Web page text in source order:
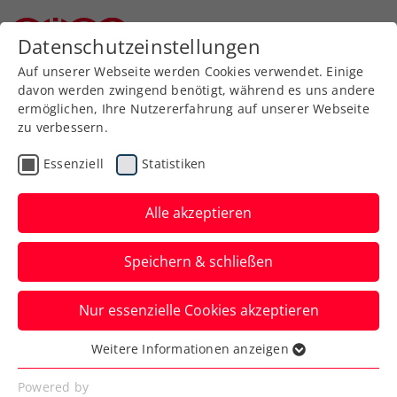
Zurück zur Newsübersicht
Rollstuhltennis
Daviscupper, Grabher &
Co.: Staransturm bei
win2day ÖTV-
Staatsmeisterschaften
Jurij Rodionov, Filip Misolic, der zweifache
Datenschutzeinstellungen
Auf unserer Webseite werden Cookies verwendet. Einige
davon werden zwingend benötigt, während es uns andere
ermöglichen, Ihre Nutzererfahrung auf unserer Webseite
zu verbessern.
Essenziell Statistiken
Alle akzeptieren
Speichern & schließen
Nur essenzielle Cookies akzeptieren
Essenziell
Essenzielle Cookies werden für grundlegende
Weitere Informationen anzeigen
Powered by